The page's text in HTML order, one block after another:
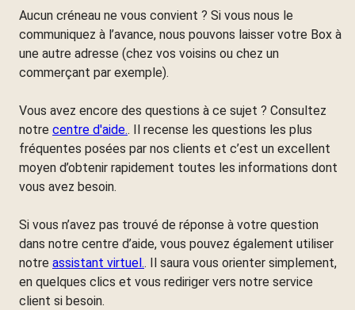
Aucun créneau ne vous convient ? Si vous nous le
communiquez à l’avance, nous pouvons laisser votre Box à
une autre adresse (chez vos voisins ou chez un
commerçant par exemple).
Vous avez encore des questions à ce sujet ? Consultez
notre centre d'aide.. Il recense les questions les plus
fréquentes posées par nos clients et c’est un excellent
moyen d’obtenir rapidement toutes les informations dont
vous avez besoin.
Si vous n’avez pas trouvé de réponse à votre question
dans notre centre d’aide, vous pouvez également utiliser
notre assistant virtuel.. Il saura vous orienter simplement,
en quelques clics et vous rediriger vers notre service
client si besoin.